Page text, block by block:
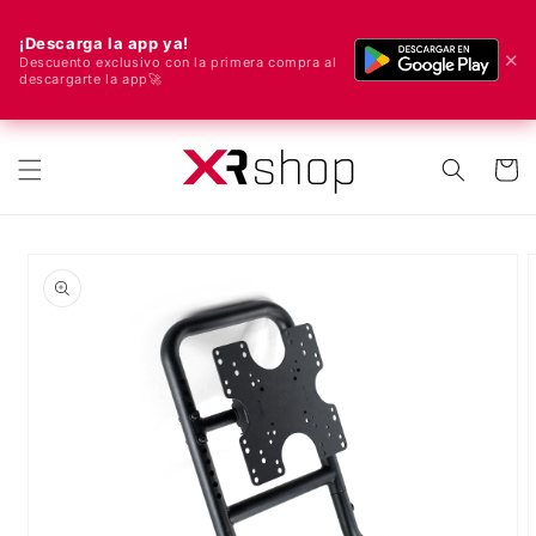
¡Descarga la app ya!
Descuento exclusivo con la primera compra al
descargarte la app🚀
✕
🌍 ¡Enviamos a todo el mundo! 🚀📦
Carrito
a la información del producto